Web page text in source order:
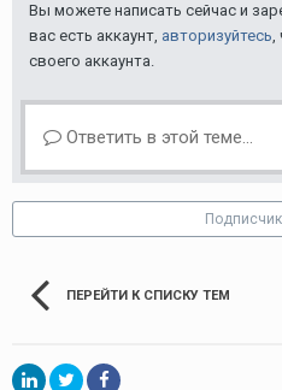
Вы можете написать сейчас и
вас есть аккаунт, авторизуйтесь,
своего аккаунта.
Ответить в этой теме...
ПЕРЕЙТИ К СПИСКУ ТЕМ